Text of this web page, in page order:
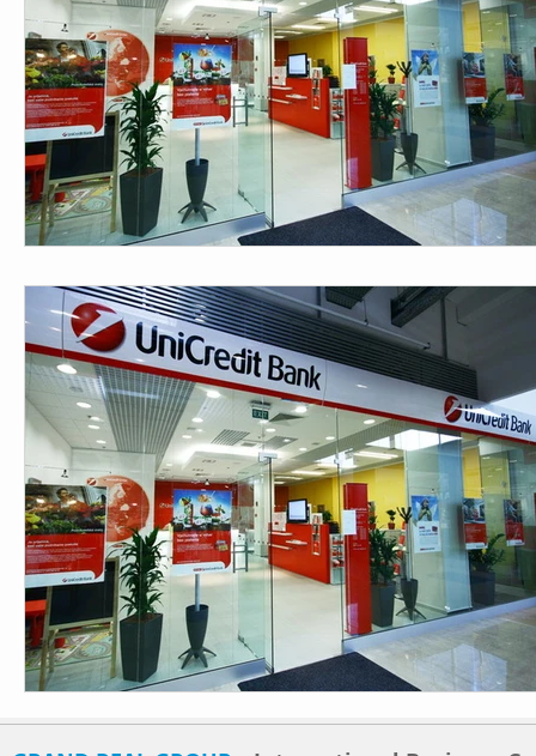
Cesta k Integraci - Main (cz) CKI - News (ua) CKI -
CKI - Main (mn) CKI - News (mn) CKI - Main (np)